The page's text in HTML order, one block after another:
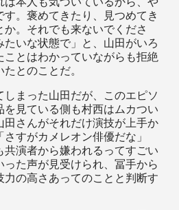
。褒めてきたり、見つめてき
。それでも来ないでくださ
いな状態で」と、山田がいろ
とはわかっていながらも拒絶
とのことだ。
まった山田だが、このエピソ
を見ている側も村西はムカつい
田さんがそれだけ演技が上手か
すがカメレオン俳優だな」
共演者から嫌われるってすごい
た声が見受けられ、冨手から
の高さあってのことと判断す